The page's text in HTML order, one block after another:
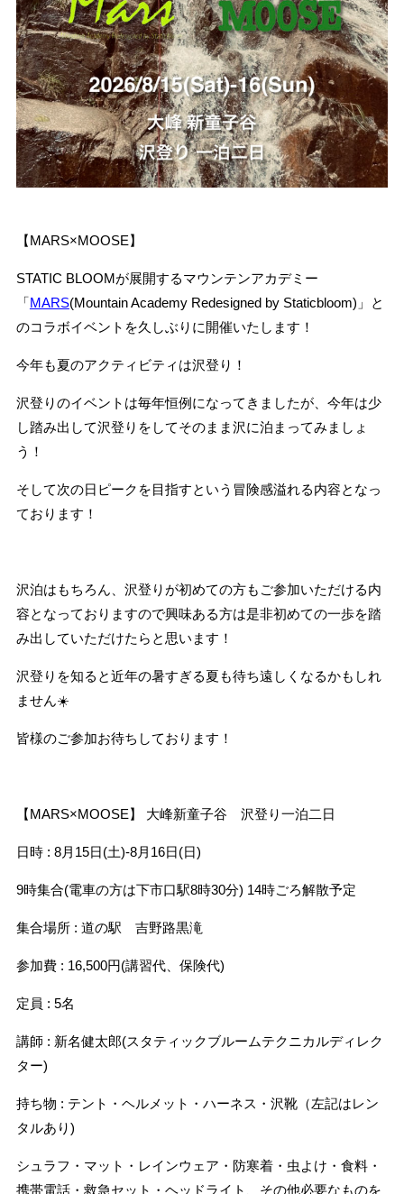
お問い合わせ
【MARS×MOOSE】
STATIC BLOOMが展開するマウンテンアカデミー
「MARS(Mountain Academy Redesigned by Staticbloom)」と
のコラボイベントを久しぶりに開催いたします！
今年も夏のアクティビティは沢登り！
沢登りのイベントは毎年恒例になってきましたが、今年は少
し踏み出して沢登りをしてそのまま沢に泊まってみましょ
う！
そして次の日ピークを目指すという冒険感溢れる内容となっ
ております！
沢泊はもちろん、沢登りが初めての方もご参加いただける内
容となっておりますので興味ある方は是非初めての一歩を踏
み出していただけたらと思います！
沢登りを知ると近年の暑すぎる夏も待ち遠しくなるかもしれ
ません☀️
皆様のご参加お待ちしております！
【MARS×MOOSE】 大峰新童子谷 沢登り一泊二日
日時 : 8月15日(土)-8月16日(日)
9時集合(電車の方は下市口駅8時30分) 14時ごろ解散予定
集合場所 : 道の駅 吉野路黒滝
参加費 : 16,500円(講習代、保険代)
定員 : 5名
講師 : 新名健太郎(スタティックブルームテクニカルディレク
ター)
持ち物 : テント・ヘルメット・ハーネス・沢靴（左記はレン
タルあり)
シュラフ・マット・レインウェア・防寒着・虫よけ・食料・
携帯電話・救急セット・ヘッドライト、その他必要なものを